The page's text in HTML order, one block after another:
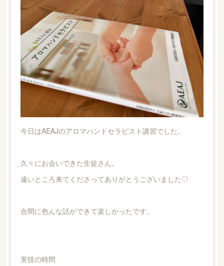
今日はAEAJのアロマハンドセラピスト講習でした。
久々にお会いできた生徒さん。
遠いところ来てくださってありがとうございました♡
合間に色んな話ができて楽しかったです。
実技の時間